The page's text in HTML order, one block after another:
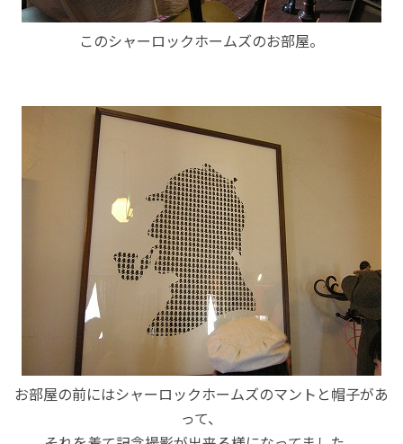
このシャーロックホームズのお部屋。
お部屋の前にはシャーロックホームズのマントと帽子があ
って、